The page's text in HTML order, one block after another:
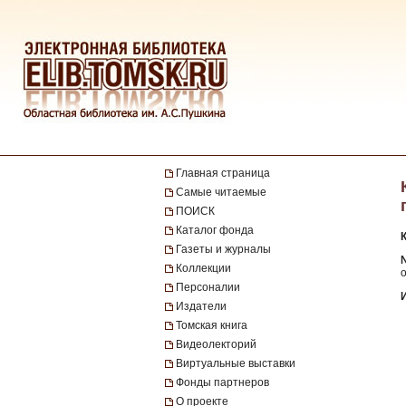
Главная страница
Самые читаемые
ПОИСК
Каталог фонда
Газеты и журналы
Коллекции
Персоналии
Издатели
Томская книга
Видеолекторий
Виртуальные выставки
Фонды партнеров
О проекте